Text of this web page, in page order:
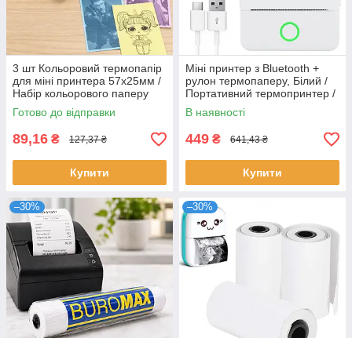
3 шт Кольоровий термопапір
для міні принтера 57х25мм /
Набір кольорового паперу
для термопринтера / Папір
для міні принтера
Готово до відправки
89,16 ₴ 127,37 ₴
Купити
Міні принтер з Bluetooth +
рулон термопаперу, Білий /
Портативний термопринтер /
Дитячий Bluetooth принтер
В наявності
449 ₴ 641,43 ₴
Купити
–30% –30%